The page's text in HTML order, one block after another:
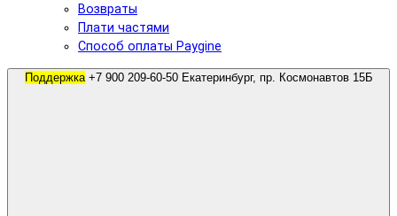
Возвраты
Плати частями
Способ оплаты Paygine
Поддержка